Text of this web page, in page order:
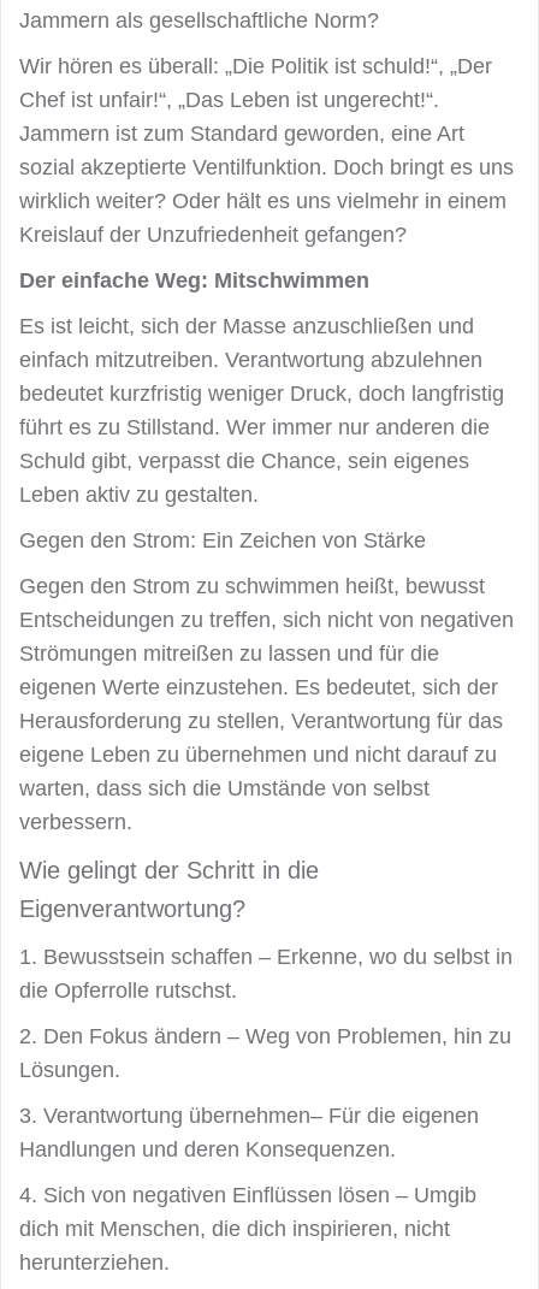
Jammern als gesellschaftliche Norm?
Wir hören es überall: „Die Politik ist schuld!“, „Der
Chef ist unfair!“, „Das Leben ist ungerecht!“.
Jammern ist zum Standard geworden, eine Art
sozial akzeptierte Ventilfunktion. Doch bringt es uns
wirklich weiter? Oder hält es uns vielmehr in einem
Kreislauf der Unzufriedenheit gefangen?
Der einfache Weg: Mitschwimmen
Es ist leicht, sich der Masse anzuschließen und
einfach mitzutreiben. Verantwortung abzulehnen
bedeutet kurzfristig weniger Druck, doch langfristig
führt es zu Stillstand. Wer immer nur anderen die
Schuld gibt, verpasst die Chance, sein eigenes
Leben aktiv zu gestalten.
Gegen den Strom: Ein Zeichen von Stärke
Gegen den Strom zu schwimmen heißt, bewusst
Entscheidungen zu treffen, sich nicht von negativen
Strömungen mitreißen zu lassen und für die
eigenen Werte einzustehen. Es bedeutet, sich der
Herausforderung zu stellen, Verantwortung für das
eigene Leben zu übernehmen und nicht darauf zu
warten, dass sich die Umstände von selbst
verbessern.
Wie gelingt der Schritt in die
Eigenverantwortung?
1. Bewusstsein schaffen – Erkenne, wo du selbst in
die Opferrolle rutschst.
2. Den Fokus ändern – Weg von Problemen, hin zu
Lösungen.
3. Verantwortung übernehmen– Für die eigenen
Handlungen und deren Konsequenzen.
4. Sich von negativen Einflüssen lösen – Umgib
dich mit Menschen, die dich inspirieren, nicht
herunterziehen.